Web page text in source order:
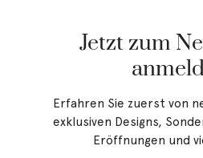
Jetzt zum
Erfahren Sie zuerst von
exklusiven Designs,
Eröffnungen und